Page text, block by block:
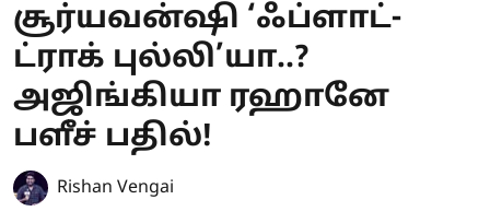
சூர்யவன்ஷி ‘ஃப்ளாட்-
ட்ராக் புல்லி’யா..?
அஜிங்கியா ரஹானே
பளீச் பதில்!
Rishan Vengai